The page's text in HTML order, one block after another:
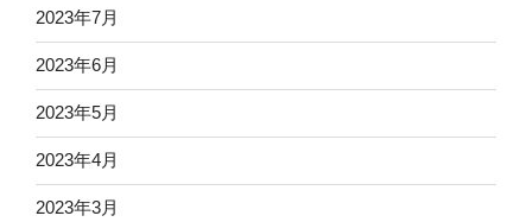
2023年7月
2023年6月
2023年5月
2023年4月
2023年3月